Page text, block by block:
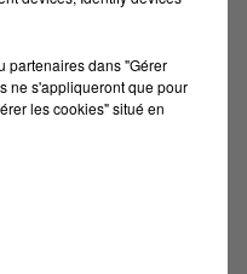
partenaires dans "Gérer
ne s'appliqueront que pour
les cookies" situé en